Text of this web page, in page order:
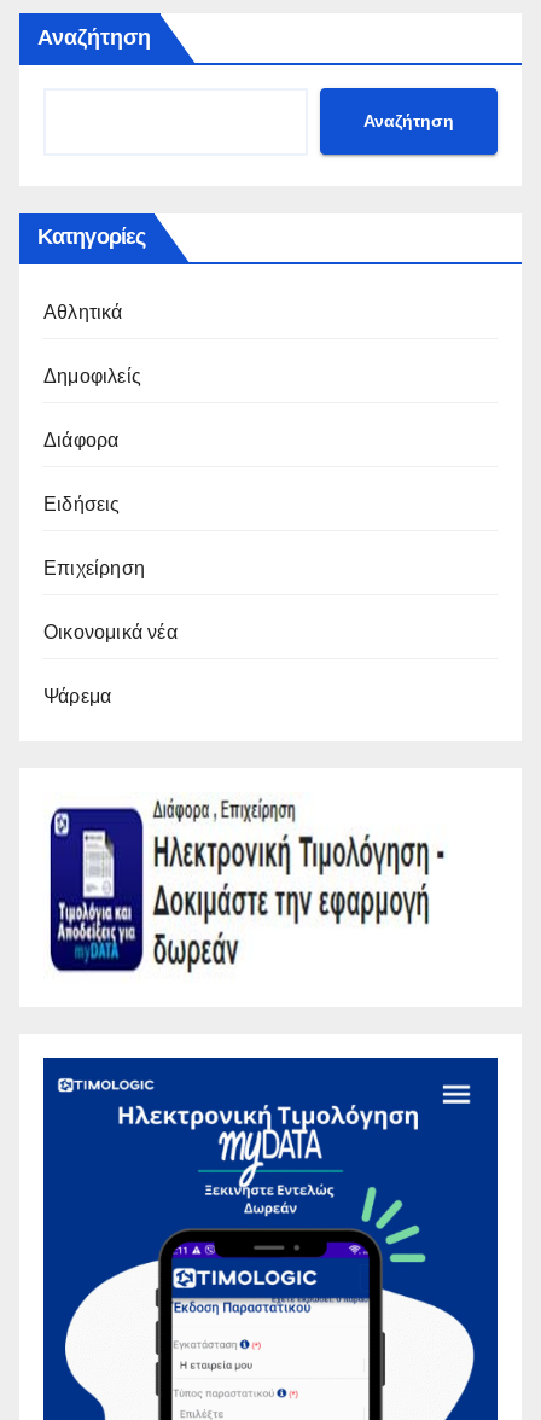
Αναζήτηση
Αναζήτηση
Κατηγορίες
Αθλητικά
Δημοφιλείς
Διάφορα
Ειδήσεις
Επιχείρηση
Οικονομικά νέα
Ψάρεμα